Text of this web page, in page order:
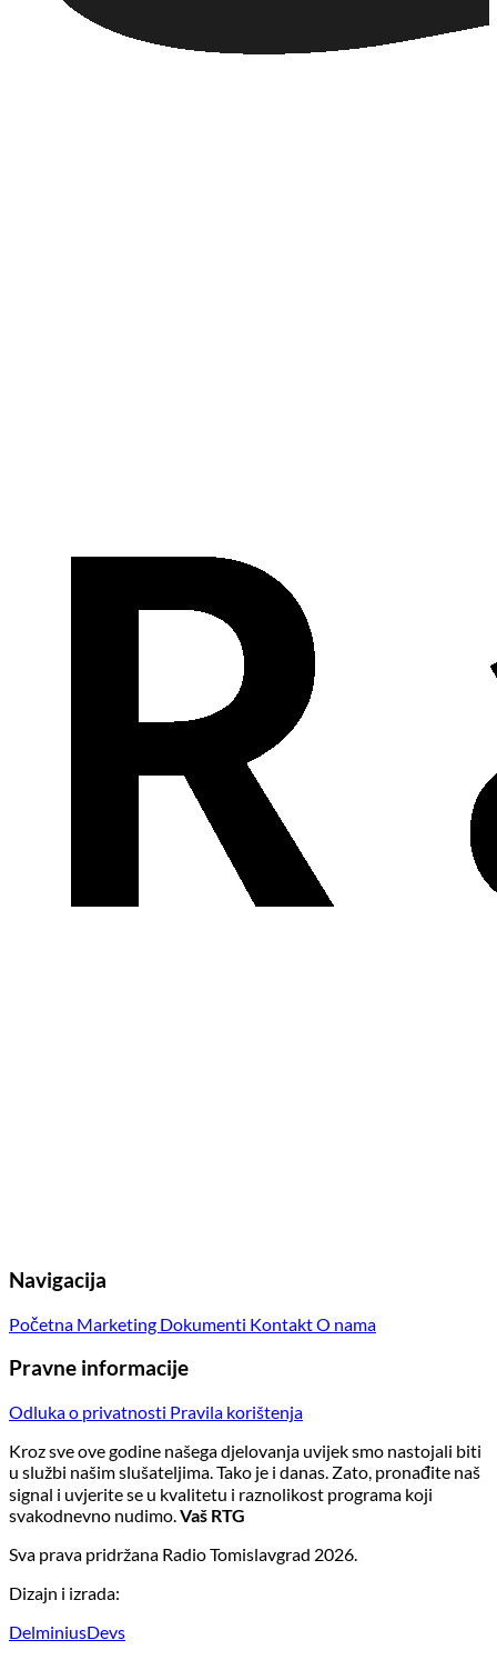
Navigacija
Početna Marketing Dokumenti KontaktO nama
Pravne informacije
Odluka o privatnosti Pravila korištenja
Kroz sve ove godine našega djelovanja uvijek smo nastojali biti
u službi našim slušateljima. Tako je i danas. Zato, pronađite naš
signal i uvjerite se u kvalitetu i raznolikost programa koji
svakodnevno nudimo.Vaš RTG
Sva prava pridržana Radio Tomislavgrad 2026.
Dizajn i izrada:
DelminiusDevs